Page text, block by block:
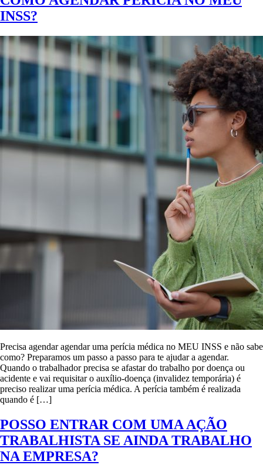
INSS?
Precisa agendar agendar uma perícia médica no MEU INSS e não sabe
como? Preparamos um passo a passo para te ajudar a agendar.
Quando o trabalhador precisa se afastar do trabalho por doença ou
acidente e vai requisitar o auxílio-doença (invalidez temporária) é
preciso realizar uma perícia médica. A perícia também é realizada
quando é […]
POSSO ENTRAR COM UMA AÇÃO
TRABALHISTA SE AINDA TRABALHO
NA EMPRESA?